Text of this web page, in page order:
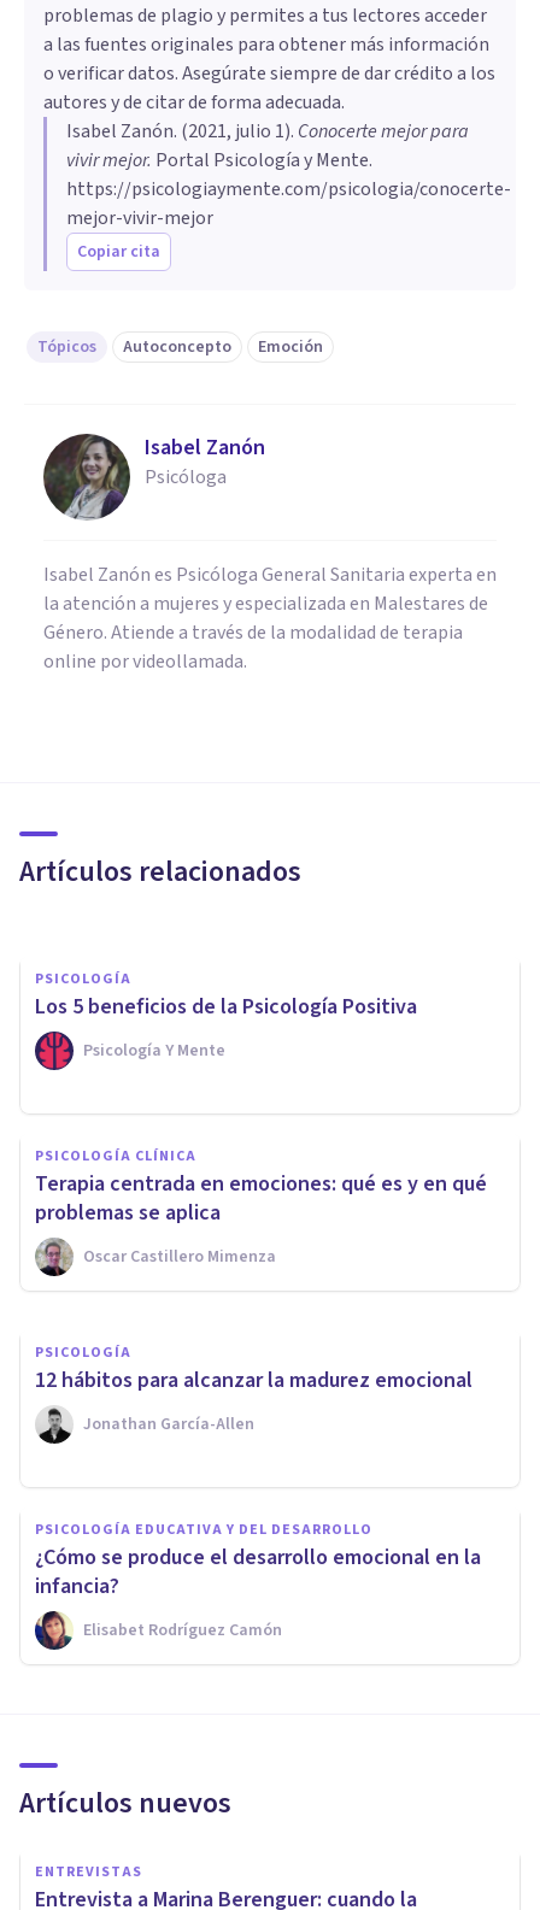
problemas de plagio y permites a tus lectores acceder
a las fuentes originales para obtener más información
o verificar datos. Asegúrate siempre de dar crédito a los
autores y de citar de forma adecuada.
Isabel Zanón. (2021, julio 1). Conocerte mejor para
vivir mejor. Portal Psicología y Mente.
https://psicologiaymente.com/psicologia/conocerte-
mejor-vivir-mejor
Copiar cita
Tópicos Autoconcepto Emoción
Isabel Zanón
Psicóloga
Isabel Zanón es Psicóloga General Sanitaria experta en
la atención a mujeres y especializada en Malestares de
Género. Atiende a través de la modalidad de terapia
online por videollamada.
Artículos relacionados
emocional?
PSICOLOGÍA
Los 5 beneficios de la Psicología Positiva
Psicología Y Mente
PSICOLOGÍA CLÍNICA
Terapia centrada en emociones: qué es y en qué
problemas se aplica
Oscar Castillero Mimenza
6 claves para combatir el
autosabotaje y cumplir
objetivos
Psicología Y Mente
PSICOLOGÍA
12 hábitos para alcanzar la madurez emocional
Jonathan García-Allen
PSICOLOGÍA EDUCATIVA Y DEL DESARROLLO
¿Cómo se produce el desarrollo emocional en la
infancia?
Elisabet Rodríguez Camón
Artículos nuevos
ENTREVISTAS
Entrevista a Marina Berenguer: cuando la